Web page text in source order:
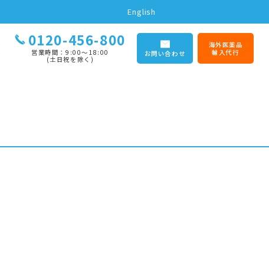
English
0120-456-800
営業時間：9:00〜18:00
(土日祝を除く)
お問い合わせ
海外医薬品
輸入代行